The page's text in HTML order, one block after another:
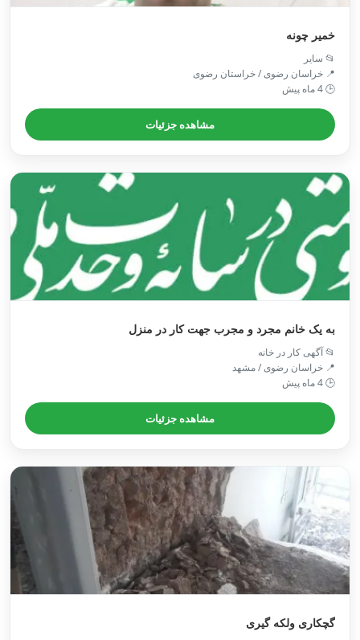
خمیر چونه
📂 سایر
📍 خراسان رضوی / خراستان رضوی
🕒 4 ماه پیش
مشاهده جزئیات
به یک خانم مجرد و مجرب جهت کار در منزل
📂 آگهی کار در خانه
📍 خراسان رضوی / مشهد
🕒 4 ماه پیش
مشاهده جزئیات
گچکاری ولکه گیری